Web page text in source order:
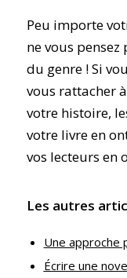
Peu importe
ne vous
du genre ! Si
vous rattacher
votre histoire,
votre livre en
vos lecteurs en
Les autres
Une approche
Écrire une